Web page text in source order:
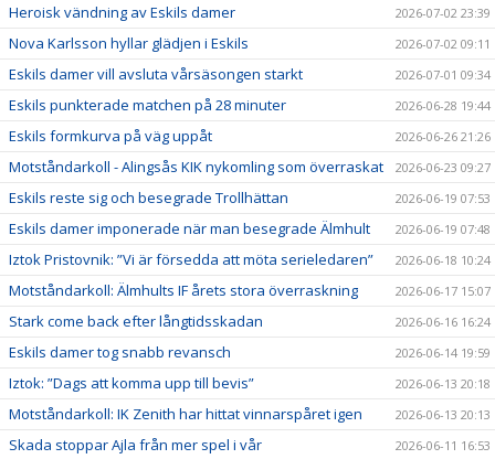
Heroisk vändning av Eskils damer 2026-07-02 23:39
Nova Karlsson hyllar glädjen i Eskils 2026-07-02 09:11
Eskils damer vill avsluta vårsäsongen starkt 2026-07-01 09:34
Eskils punkterade matchen på 28 minuter 2026-06-28 19:44
Eskils formkurva på väg uppåt 2026-06-26 21:26
Motståndarkoll - Alingsås KIK nykomling som överraskat 2026-06-23 09:27
Eskils reste sig och besegrade Trollhättan 2026-06-19 07:53
Eskils damer imponerade när man besegrade Älmhult 2026-06-19 07:48
Iztok Pristovnik: ”Vi är försedda att möta serieledaren” 2026-06-18 10:24
Motståndarkoll: Älmhults IF årets stora överraskning 2026-06-17 15:07
Stark come back efter långtidsskadan 2026-06-16 16:24
Eskils damer tog snabb revansch 2026-06-14 19:59
Iztok: ”Dags att komma upp till bevis” 2026-06-13 20:18
Motståndarkoll: IK Zenith har hittat vinnarspåret igen 2026-06-13 20:13
Skada stoppar Ajla från mer spel i vår 2026-06-11 16:53